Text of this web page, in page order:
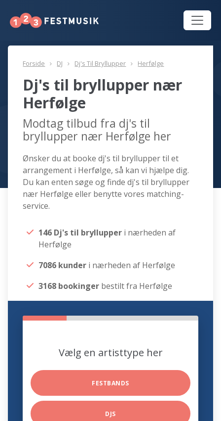
Forside DJ Dj's Til Bryllupper Herfølge
Dj's til bryllupper nær
Herfølge
Modtag tilbud fra dj's til
bryllupper nær Herfølge her
Ønsker du at booke dj's til bryllupper til et
arrangement i Herfølge, så kan vi hjælpe dig.
Du kan enten søge og finde dj's til bryllupper
nær Herfølge eller benytte vores matching-
service.
146 Dj's til bryllupper i nærheden af
Herfølge
7086 kunder i nærheden af Herfølge
3168 bookinger bestilt fra Herfølge
Vælg en artisttype her
FESTBANDS
DJS